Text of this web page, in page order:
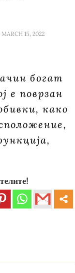
MARCH 15, 2022
богат
е поврзан
како